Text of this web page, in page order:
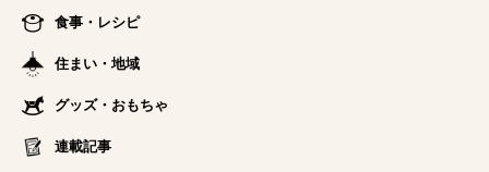
食事・レシピ
住まい・地域
グッズ・おもちゃ
連載記事